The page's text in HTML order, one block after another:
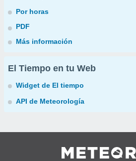
Por horas
PDF
Más información
El Tiempo en tu Web
Widget de El tiempo
API de Meteorología